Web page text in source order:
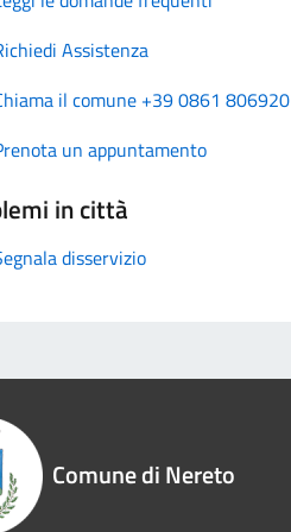
Assistenza
il comune +39 0861 806920
un appuntamento
in città
disservizio
Comune di Nereto